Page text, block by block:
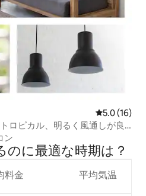
レビュー16
5.0 (16)
ロピカル、明るく風通しが良
ン
の⁠に最⁠適⁠な時⁠期⁠は⁠？
料金 平均気温